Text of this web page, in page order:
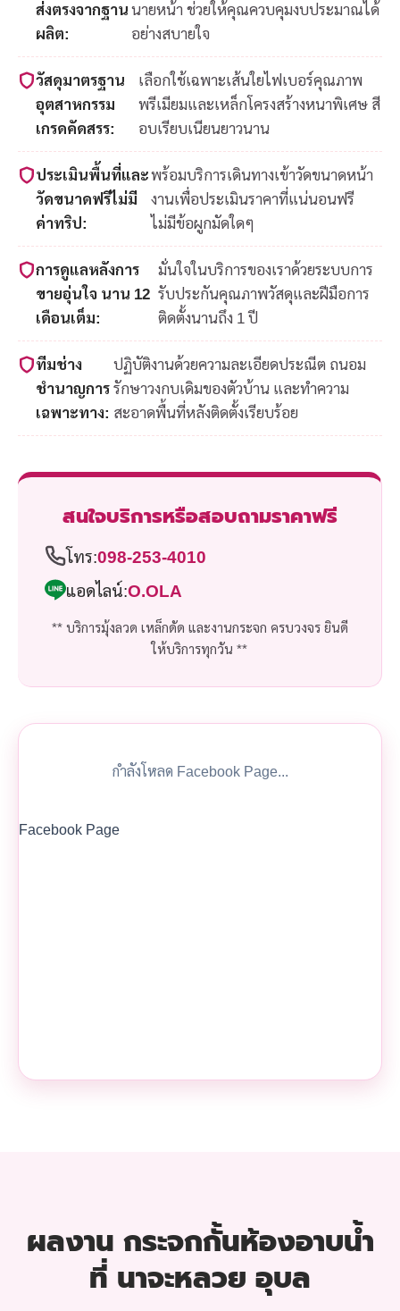
ส่งตรงจากฐาน
ผลิต:
นายหน้า ช่วยให้คุณควบคุมงบประมาณได้
อย่างสบายใจ
วัสดุมาตรฐาน
อุตสาหกรรม
เกรดคัดสรร:
เลือกใช้เฉพาะเส้นใยไฟเบอร์คุณภาพ
พรีเมียมและเหล็กโครงสร้างหนาพิเศษ สี
อบเรียบเนียนยาวนาน
ประเมินพื้นที่และ
วัดขนาดฟรีไม่มี
ค่าทริป:
พร้อมบริการเดินทางเข้าวัดขนาดหน้า
งานเพื่อประเมินราคาที่แน่นอนฟรี
ไม่มีข้อผูกมัดใดๆ
การดูแลหลังการ
ขายอุ่นใจ นาน 12
เดือนเต็ม:
มั่นใจในบริการของเราด้วยระบบการ
รับประกันคุณภาพวัสดุและฝีมือการ
ติดตั้งนานถึง 1 ปี
ทีมช่าง
ชำนาญการ
เฉพาะทาง:
ปฏิบัติงานด้วยความละเอียดประณีต ถนอม
รักษาวงกบเดิมของตัวบ้าน และทำความ
สะอาดพื้นที่หลังติดตั้งเรียบร้อย
สนใจบริการหรือสอบถามราคาฟรี
โทร:098-253-4010
แอดไลน์:O.OLA
** บริการมุ้งลวด เหล็กดัด และงานกระจก ครบวงจร ยินดี
ให้บริการทุกวัน **
กำลังโหลด Facebook Page...
Facebook Page
ผลงาน กระจกกั้นห้องอาบน้ำ
ที่ นาจะหลวย อุบล